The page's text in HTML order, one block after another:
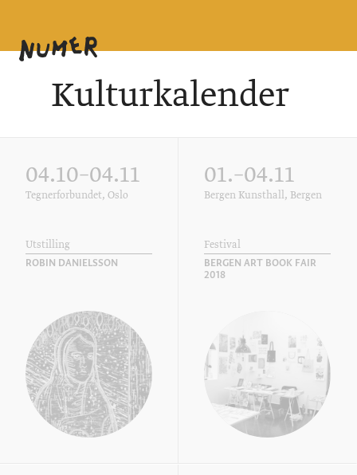
Kulturkalender
04.10–04.11
Tegnerforbundet, Oslo
Utstilling
ROBIN DANIELSSON
01.–04.11
Bergen Kunsthall, Bergen
Festival
BERGEN ART BOOK FAIR
2018